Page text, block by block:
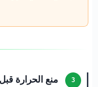
3
منع الحرارة